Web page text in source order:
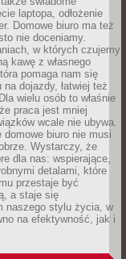
laptopa, odłożenie
Domowe biuro ma też
nie doceniamy.
w których czujemy
kawę z własnego
pomaga nam się
dojazdy, łatwiej też
wielu osób to właśnie
praca jest mniej
wcale nie ubywa.
biuro nie musi
Wystarczy, że
dla nas: wspierające,
detalami, które
przestaje być
a staje się
naszego stylu życia, w
na efektywność, jak i